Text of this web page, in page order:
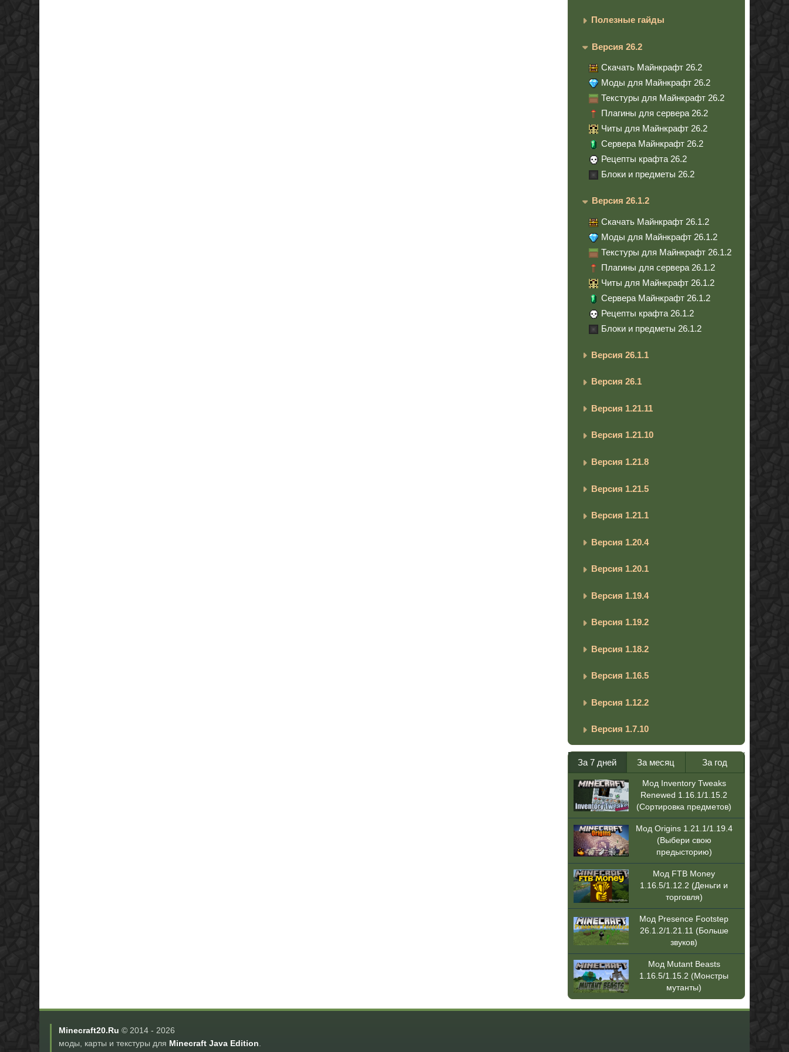
Полезные гайды
Версия 26.2
Скачать Майнкрафт 26.2
Моды для Майнкрафт 26.2
Текстуры для Майнкрафт 26.2
Плагины для сервера 26.2
Читы для Майнкрафт 26.2
Сервера Майнкрафт 26.2
Рецепты крафта 26.2
Блоки и предметы 26.2
Версия 26.1.2
Скачать Майнкрафт 26.1.2
Моды для Майнкрафт 26.1.2
Текстуры для Майнкрафт 26.1.2
Плагины для сервера 26.1.2
Читы для Майнкрафт 26.1.2
Сервера Майнкрафт 26.1.2
Рецепты крафта 26.1.2
Блоки и предметы 26.1.2
Версия 26.1.1
Версия 26.1
Версия 1.21.11
Версия 1.21.10
Версия 1.21.8
Версия 1.21.5
Версия 1.21.1
Версия 1.20.4
Версия 1.20.1
Версия 1.19.4
Версия 1.19.2
Версия 1.18.2
Версия 1.16.5
Версия 1.12.2
Версия 1.7.10
За 7 дней За месяц За год
Мод Inventory Tweaks
Renewed 1.16.1/1.15.2
(Сортировка предметов)
Мод Origins 1.21.1/1.19.4
(Выбери свою
предысторию)
Мод FTB Money
1.16.5/1.12.2 (Деньги и
торговля)
Мод Presence Footstep
26.1.2/1.21.11 (Больше
звуков)
Мод Mutant Beasts
1.16.5/1.15.2 (Монстры
мутанты)
Minecraft20.Ru © 2014 - 2026
моды, карты и текстуры для Minecraft Java Edition